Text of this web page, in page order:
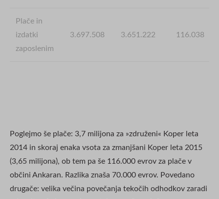
Plače in
izdatki
zaposlenim
3.697.508 3.651.222 116.038
Poglejmo še plače: 3,7 milijona za »združeni« Koper leta
2014 in skoraj enaka vsota za zmanjšani Koper leta 2015
(3,65 milijona), ob tem pa še 116.000 evrov za plače v
občini Ankaran. Razlika znaša 70.000 evrov. Povedano
drugače: velika večina povečanja tekočih odhodkov zaradi